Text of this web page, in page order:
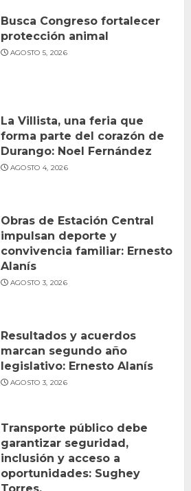
Busca Congreso fortalecer
protección animal
AGOSTO 5, 2026
La Villista, una feria que
forma parte del corazón de
Durango: Noel Fernández
AGOSTO 4, 2026
Obras de Estación Central
impulsan deporte y
convivencia familiar: Ernesto
Alanís
AGOSTO 3, 2026
Resultados y acuerdos
marcan segundo año
legislativo: Ernesto Alanís
AGOSTO 3, 2026
Transporte público debe
garantizar seguridad,
inclusión y acceso a
oportunidades: Sughey